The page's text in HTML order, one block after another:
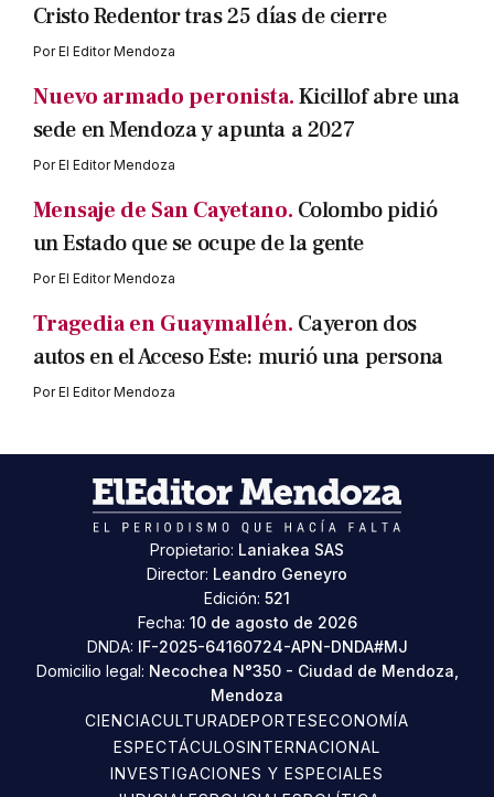
Cristo Redentor tras 25 días de cierre
PorEl Editor Mendoza
Nuevo armado peronista.Kicillof abre una
sede en Mendoza y apunta a 2027
PorEl Editor Mendoza
Mensaje de San Cayetano. Colombo pidió
un Estado que se ocupe de la gente
PorEl Editor Mendoza
Tragedia en Guaymallén. Cayeron dos
autos en el Acceso Este: murió una persona
PorEl Editor Mendoza
Propietario: Laniakea SAS
Director: Leandro Geneyro
Edición: 521
Fecha: 10 de agosto de 2026
DNDA: IF-2025-64160724-APN-DNDA#MJ
Domicilio legal: Necochea N°350 - Ciudad de Mendoza,
Mendoza
CIENCIACULTURADEPORTESECONOMÍA
ESPECTÁCULOSINTERNACIONAL
INVESTIGACIONES Y ESPECIALES